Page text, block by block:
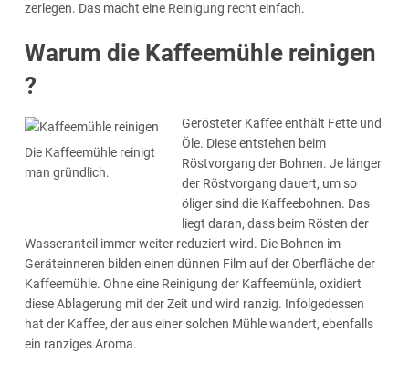
zerlegen. Das macht eine Reinigung recht einfach.
Warum die Kaffeemühle reinigen
?
Die Kaffeemühle reinigt
man gründlich.
Gerösteter Kaffee enthält Fette und
Öle. Diese entstehen beim
Röstvorgang der Bohnen. Je länger
der Röstvorgang dauert, um so
öliger sind die Kaffeebohnen. Das
liegt daran, dass beim Rösten der
Wasseranteil immer weiter reduziert wird. Die Bohnen im
Geräteinneren bilden einen dünnen Film auf der Oberfläche der
Kaffeemühle. Ohne eine Reinigung der Kaffeemühle, oxidiert
diese Ablagerung mit der Zeit und wird ranzig. Infolgedessen
hat der Kaffee, der aus einer solchen Mühle wandert, ebenfalls
ein ranziges Aroma.